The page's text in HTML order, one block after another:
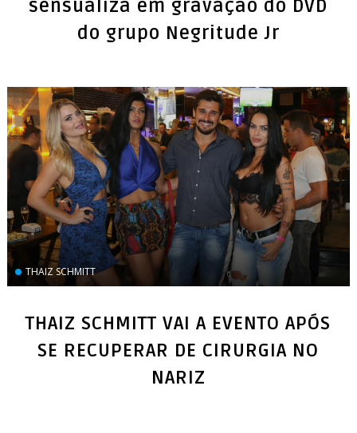
sensualiza em gravação do DVD
THAIZ SCHMITT
THAIZ SCHMITT VAI A EVENTO APÓS
SE RECUPERAR DE CIRURGIA NO